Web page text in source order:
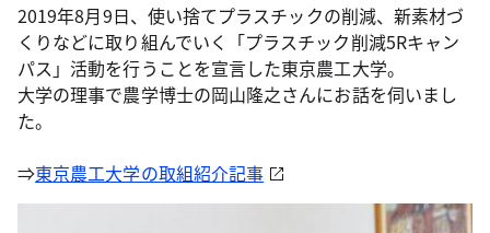
2019年8月9日、使い捨てプラスチックの削減、新素材づ
くりなどに取り組んでいく「プラスチック削減5Rキャン
パス」活動を行うことを宣言した東京農工大学。
大学の理事で農学博士の岡山隆之さんにお話を伺いまし
た。
⇒東京農工大学の取組紹介記事